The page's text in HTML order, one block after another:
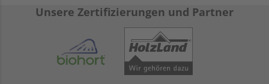
Unsere Zertifizierungen und Partner